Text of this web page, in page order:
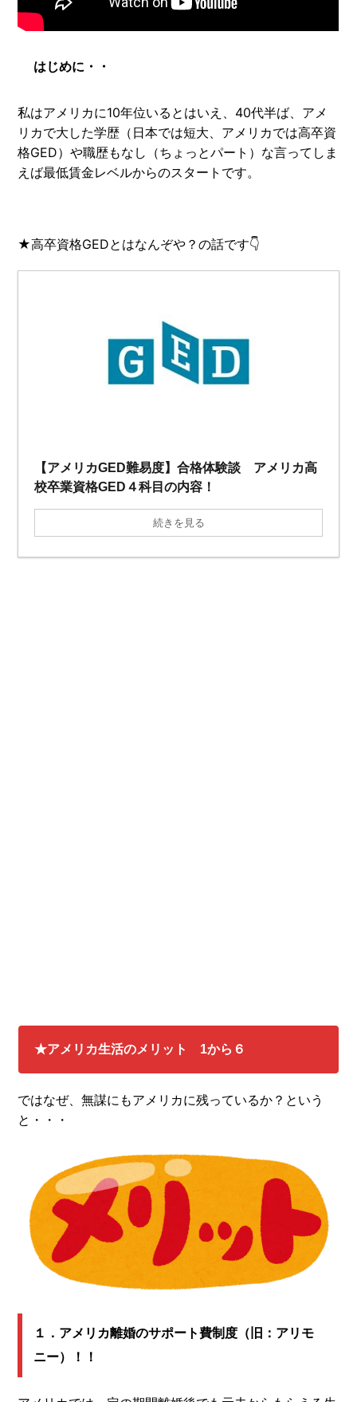
はじめに・・
私はアメリカに10年位いるとはいえ、40代半ば、アメ
リカで大した学歴（日本では短大、アメリカでは高卒資
格GED）や職歴もなし（ちょっとパート）な言ってしま
えば最低賃金レベルからのスタートです。
★高卒資格GEDとはなんぞや？の話です👇
【アメリカGED難易度】合格体験談 アメリカ高
校卒業資格GED４科目の内容！
続きを見る
★アメリカ生活のメリット 1から６
ではなぜ、無謀にもアメリカに残っているか？という
と・・・
１．アメリカ離婚のサポート費制度（旧：アリモ
ニー）！！